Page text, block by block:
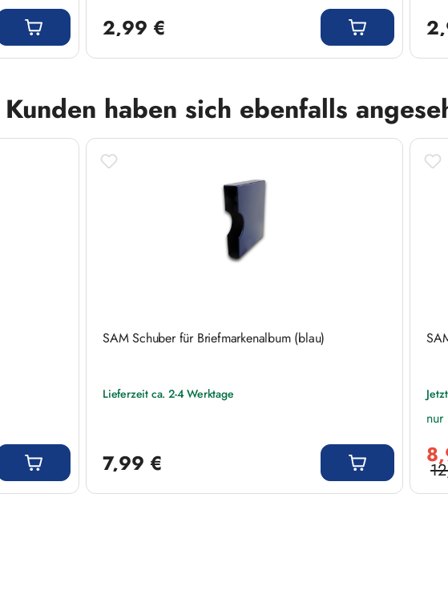
2,99 €
Kunden haben sich ebenfalls
SAM Schuber für Briefmarkenalbum (blau)
Lieferzeit ca. 2-4 Werktage
7,99 €
nur